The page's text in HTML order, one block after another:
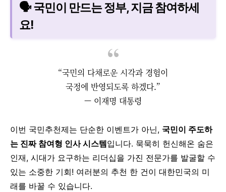
🗣️ 국민이 만드는 정부, 지금 참여하세
요!
“국민의 다채로운 시각과 경험이
국정에 반영되도록 하겠다.”
— 이재명 대통령
이번 국민추천제는 단순한 이벤트가 아닌, 국민이 주도하
는 진짜 참여형 인사 시스템입니다. 묵묵히 헌신해온 숨은
인재, 시대가 요구하는 리더십을 가진 전문가를 발굴할 수
있는 소중한 기회! 여러분의 추천 한 건이 대한민국의 미
래를 바꿀 수 있습니다.